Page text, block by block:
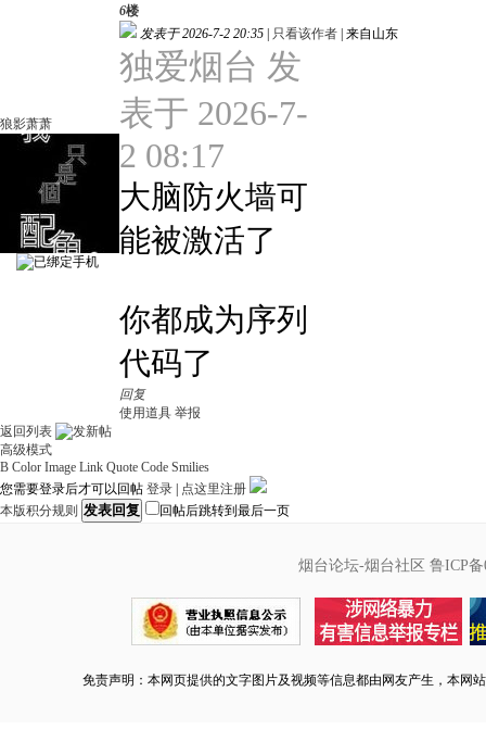
狼影萧萧
6楼
发表于 2026-7-2 20:35
只看该作者 来自山东
独爱烟台 发
表于 2026-7-
2 08:17
大脑防火墙可
能被激活了
你都成为序列
代码了
回复
使用道具 举报
返回列表
高级模式
B Color Image Link Quote Code Smilies
您需要登录后才可以回帖 登录
点这里注册
本版积分规则 发表回复 回帖后跳转到最后一页
烟台论坛-烟台社区 鲁ICP备
免责声明：本网页提供的文字图片及视频等信息都由网友产生，本网